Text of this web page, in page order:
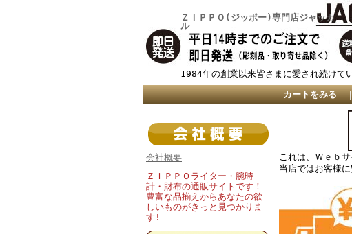
ＺＩＰＰＯ(ジッポー)専門店ジャッカ
ル
1984年の創業以来皆さまに愛され続けて
カートをみる
会社概要
ＺＩＰＰＯライター・腕時
計・財布の通販サイトです！
豊富な品揃えからあなたの欲
しいものがきっと見つかりま
す!
これは、Ｗｅｂ
当店ではお客様